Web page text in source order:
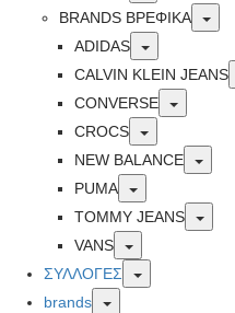
BRANDS ΒΡΕΦΙΚΆ
ADIDAS
Toggle
CALVIN KLEIN JEANS
CONVERSE
Toggle
CROCS
Toggle
NEW BALANCE
PUMA
Toggle
TOMMY JEANS
VANS
Toggle
ΣΥΛΛΟΓΕΣ
Toggle
brands
Toggle